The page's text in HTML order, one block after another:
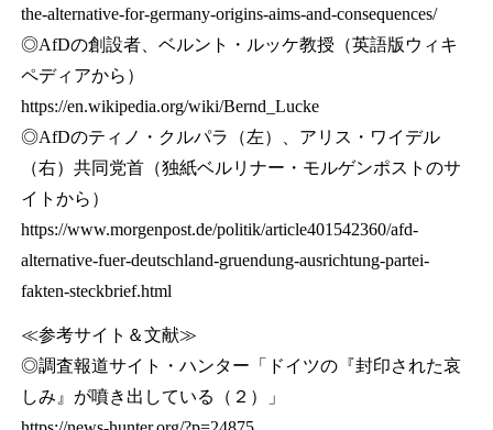
the-alternative-for-germany-origins-aims-and-consequences/
◎AfDの創設者、ベルント・ルッケ教授（英語版ウィキ
ペディアから）
https://en.wikipedia.org/wiki/Bernd_Lucke
◎AfDのティノ・クルパラ（左）、アリス・ワイデル
（右）共同党首（独紙ベルリナー・モルゲンポストのサ
イトから）
https://www.morgenpost.de/politik/article401542360/afd-
alternative-fuer-deutschland-gruendung-ausrichtung-partei-
fakten-steckbrief.html
≪参考サイト＆文献≫
◎調査報道サイト・ハンター「ドイツの『封印された哀
しみ』が噴き出している（２）」